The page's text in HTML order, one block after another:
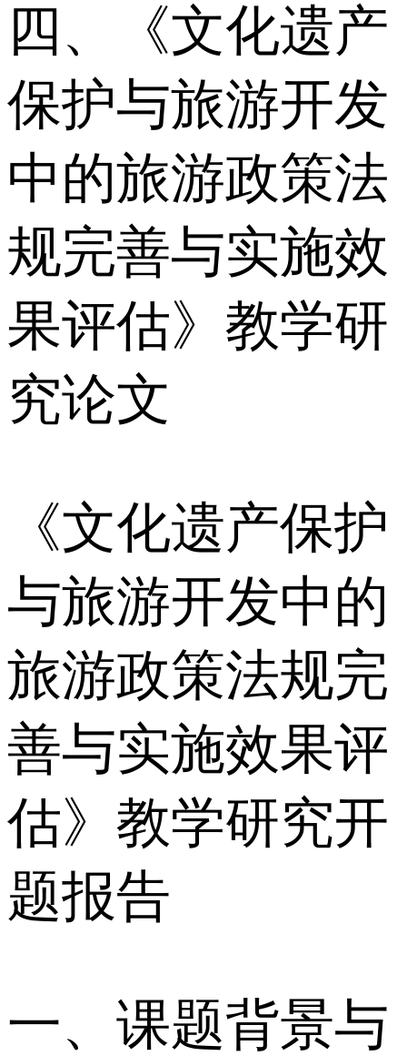
四、《文化遗产
保护与旅游开发
中的旅游政策法
规完善与实施效
果评估》教学研
究论文
《文化遗产保护
与旅游开发中的
旅游政策法规完
善与实施效果评
估》教学研究开
题报告
一、课题背景与